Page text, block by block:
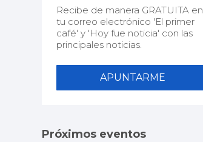
Recibe de manera GRATUITA en
tu correo electrónico 'El primer
café' y 'Hoy fue noticia' con las
principales noticias.
APUNTARME
Próximos eventos